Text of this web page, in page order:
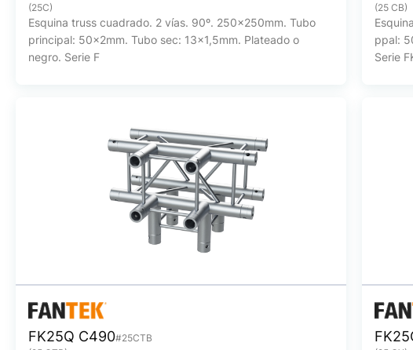
(25C)
Esquina truss cuadrado. 2 vías. 90º. 250x250mm. Tubo
principal: 50x2mm. Tubo sec: 13x1,5mm. Plateado o
negro. Serie F
(25 CB)
ppal:
Serie
FK25Q C490#25CTB